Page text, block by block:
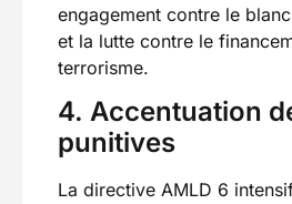
engagement contre le
et la lutte contre le
terrorisme.
4. Accentuation
punitives
La directive AMLD 6